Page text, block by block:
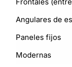
Angulares de
Paneles fijos
Modernas